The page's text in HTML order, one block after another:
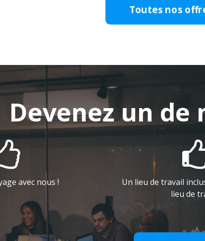
Devenez un de
avec nous !
Un lieu de travail
lieu de